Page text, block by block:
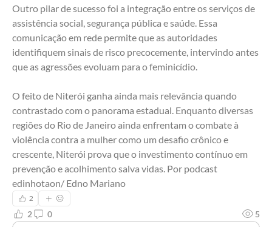
Outro pilar de sucesso foi a integração entre os serviços de
assistência social, segurança pública e saúde. Essa
comunicação em rede permite que as autoridades
identifiquem sinais de risco precocemente, intervindo antes
que as agressões evoluam para o feminicídio.
O feito de Niterói ganha ainda mais relevância quando
contrastado com o panorama estadual. Enquanto diversas
regiões do Rio de Janeiro ainda enfrentam o combate à
violência contra a mulher como um desafio crônico e
crescente, Niterói prova que o investimento contínuo em
prevenção e acolhimento salva vidas. Por podcast
edinhotaon/ Edno Mariano
2
2 0 5